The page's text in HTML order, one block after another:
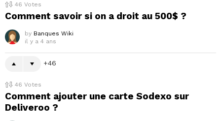
46 Votes
Comment savoir si on a droit au 500$ ?
by Banques Wiki
il y a 4 ans
46
46 Votes
Comment ajouter une carte Sodexo sur
Deliveroo ?